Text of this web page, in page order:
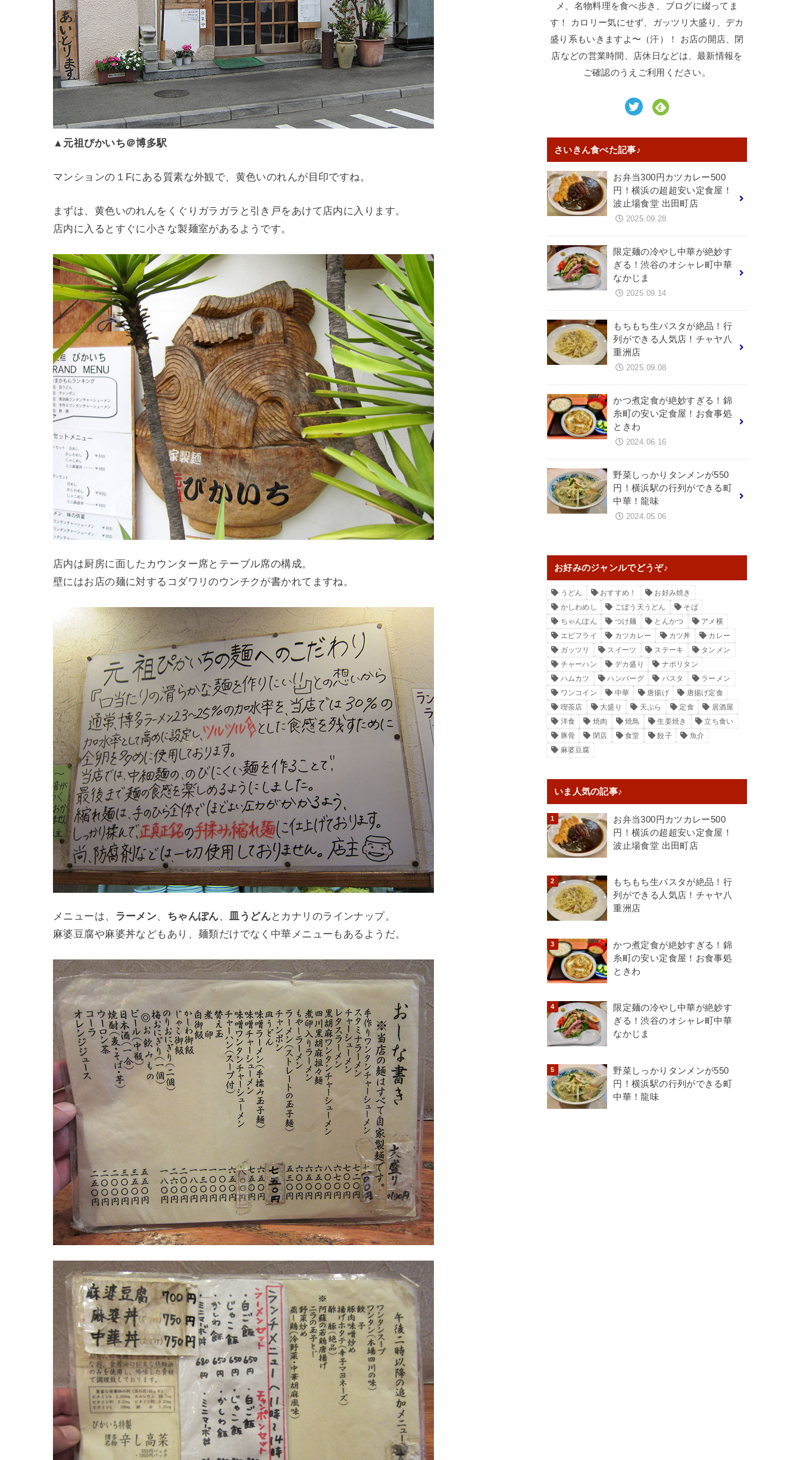
▲ 元祖ぴかいち＠博多駅
マンションの１Fにある質素な外観で、黄色いのれんが目印ですね。
まずは、黄色いのれんをくぐりガラガラと引き戸をあけて店内に入ります。
店内に入るとすぐに小さな製麺室があるようです。
店内は厨房に面したカウンター席とテーブル席の構成。
壁にはお店の麺に対するコダワリのウンチクが書かれてますね。
メニューは、 ラーメン、 ちゃんぽん、皿うどんとカナリのラインナップ。
麻婆豆腐や麻婆丼などもあり、麺類だけでなく中華メニューもあるようだ。
メ、名物料理を食べ歩き、ブログに綴ってま
す！ カロリー気にせず、ガッツリ大盛り、デカ
盛り系もいきますよ〜（汗）！ お店の開店、閉
店などの営業時間、店休日などは、最新情報を
ご確認のうえご利用ください。
さいきん食べた記事♪
お弁当300円カツカレー500
円！横浜の超超安い定食屋！
波止場食堂 出田町店
2025.09.28
限定麺の冷やし中華が絶妙す
ぎる！渋谷のオシャレ町中華
なかじま
2025.09.14
もちもち生パスタが絶品！行
列ができる人気店！チャヤ八
重洲店
2025.09.08
かつ煮定食が絶妙すぎる！錦
糸町の安い定食屋！お食事処
ときわ
2024.06.16
野菜しっかりタンメンが550
円！横浜駅の行列ができる町
中華！龍味
2024.05.06
お好みのジャンルでどうぞ♪
うどん おすすめ！
お好み焼き
かしわめし
ごぼう天うどん
そば
ちゃんぽん
つけ麺 とんかつ
アメ横
エビフライ
カツカレー カツ丼
カレー
ガッツリ
スイーツ ステーキ
タンメン
チャーハン
デカ盛り
ナポリタン
ハムカツ
ハンバーグ パスタ
ラーメン
ワンコイン
中華 唐揚げ
唐揚げ定食
喫茶店
大盛り 天ぷら 定食
居酒屋
洋食
焼肉 焼鳥 生姜焼き
立ち食い
豚骨
閉店 食堂 餃子
魚介
麻婆豆腐
いま人気の記事♪
お弁当300円カツカレー500
円！横浜の超超安い定食屋！
波止場食堂 出田町店
もちもち生パスタが絶品！行
列ができる人気店！チャヤ八
重洲店
かつ煮定食が絶妙すぎる！錦
糸町の安い定食屋！お食事処
ときわ
限定麺の冷やし中華が絶妙す
ぎる！渋谷のオシャレ町中華
なかじま
野菜しっかりタンメンが550
円！横浜駅の行列ができる町
中華！龍味